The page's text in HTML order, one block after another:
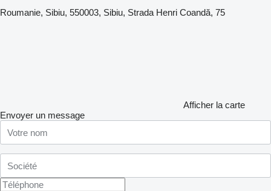
Roumanie, Sibiu, 550003, Sibiu, Strada Henri Coandă, 75
Afficher la carte
Envoyer un message